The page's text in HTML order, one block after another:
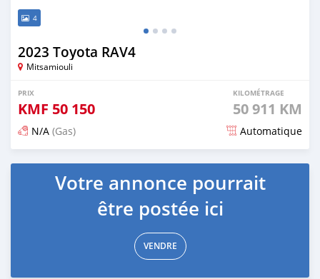
4
2023 Toyota RAV4
Mitsamiouli
PRIX
KMF 50 150
KILOMÉTRAGE
50 911 KM
N/A (Gas) Automatique
Publié il y a 3 mois
Votre annonce pourrait
être postée ici
VENDRE